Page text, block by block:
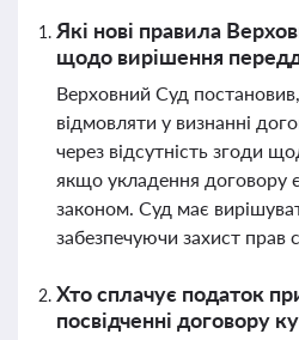
Які нові правила
щодо вирішення
Верховний Суд
відмовляти у визнанні
через відсутність згоди
якщо укладення договору
законом. Суд має
забезпечуючи захист прав
Хто сплачує податок
посвідченні договору